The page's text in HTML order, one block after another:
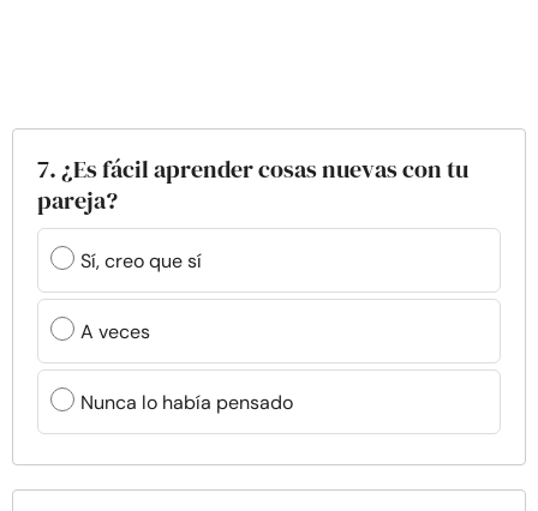
7. ¿Es fácil aprender cosas nuevas con tu
pareja?
Sí, creo que sí
A veces
Nunca lo había pensado